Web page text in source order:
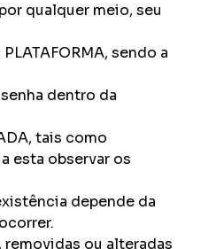
qualquer meio, seu
sendo a
dentro da
tais como
esta observar os
depende da
removidas ou alteradas